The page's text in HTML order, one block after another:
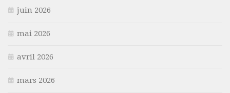
juin 2026
mai 2026
avril 2026
mars 2026